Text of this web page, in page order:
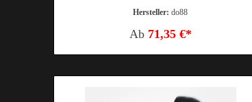
Hersteller:do88
Ab 71,35 €*